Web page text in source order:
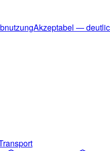
Akzeptabel —